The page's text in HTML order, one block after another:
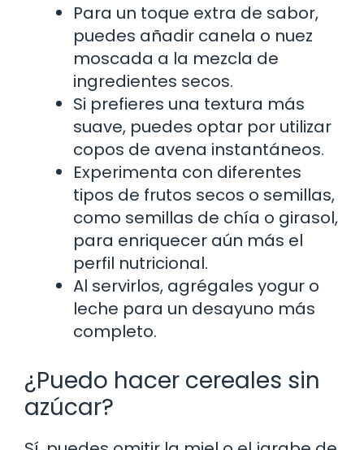
Para un toque extra de sabor,
puedes añadir canela o nuez
moscada a la mezcla de
ingredientes secos.
Si prefieres una textura más
suave, puedes optar por utilizar
copos de avena instantáneos.
Experimenta con diferentes
tipos de frutos secos o semillas,
como semillas de chía o girasol,
para enriquecer aún más el
perfil nutricional.
Al servirlos, agrégales yogur o
leche para un desayuno más
completo.
¿Puedo hacer cereales sin
azúcar?